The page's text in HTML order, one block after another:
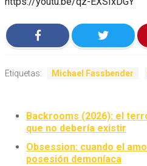
Etiquetas: Michael Fassbender
Backrooms (2026): el
que no debería existir
Obsession: cuando el
posesión demoníaca